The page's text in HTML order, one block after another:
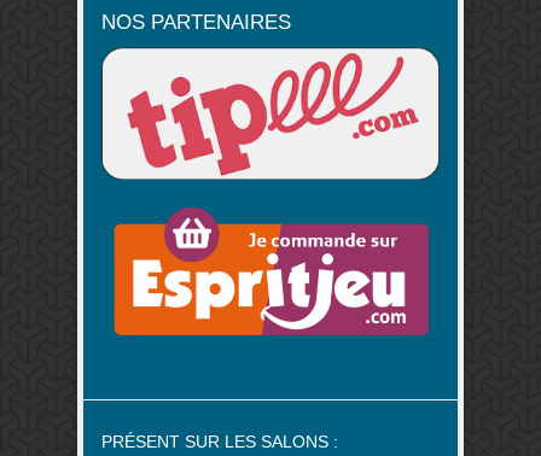
NOS PARTENAIRES
PRÉSENT SUR LES SALONS :